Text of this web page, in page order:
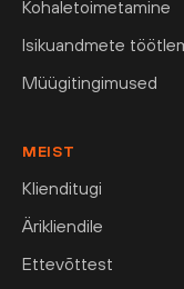
Kohaletoimetamine
Isikuandmete
Müügitingimused
MEIST
Klienditugi
Ärikliendile
Ettevõttest